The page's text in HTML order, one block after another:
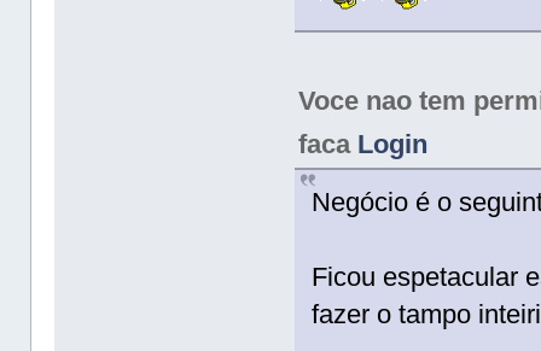
Voce nao tem
faca Login
Negócio é o
Ficou espetacular
fazer o tampo